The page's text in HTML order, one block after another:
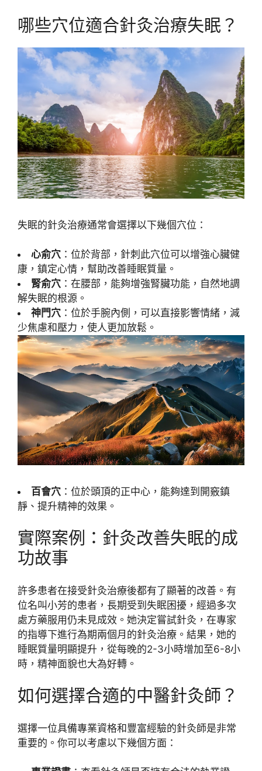
哪些穴位適合針灸治療失眠？
失眠的針灸治療通常會選擇以下幾個穴位：
心俞穴 ：位於背部，針刺此穴位可以增強心臟健
康，鎮定心情，幫助改善睡眠質量。
腎俞穴 ：在腰部，能夠增強腎臟功能，自然地調
解失眠的根源。
神門穴 ：位於手腕內側，可以直接影響情緒，減
少焦慮和壓力，使人更加放鬆。
百會穴 ：位於頭頂的正中心，能夠達到開竅鎮
靜、提升精神的效果。
實際案例：針灸改善失眠的成
功故事
許多患者在接受針灸治療後都有了顯著的改善。有
位名叫小芳的患者，長期受到失眠困擾，經過多次
處方藥服用仍未見成效。她決定嘗試針灸，在專家
的指導下進行為期兩個月的針灸治療。結果，她的
睡眠質量明顯提升，從每晚的2-3小時增加至6-8小
時，精神面貌也大為好轉。
如何選擇合適的中醫針灸師？
選擇一位具備專業資格和豐富經驗的針灸師是非常
重要的。你可以考慮以下幾個方面：